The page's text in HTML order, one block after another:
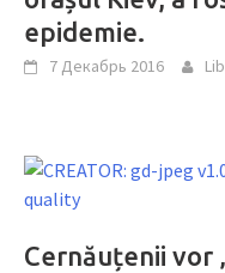
epidemie.
7 Декабрь 2016
Cernăuțenii vor